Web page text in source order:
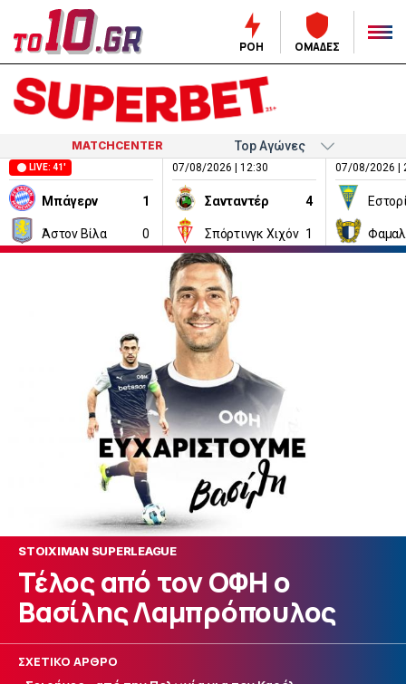
ΡΟΗ ΟΜΑΔΕΣ
MATCHCENTER
07/08/2026 | 12:30
Σανταντέρ 4
Σπόρτινγκ Χιχόν 1
LIVE: 41'
Μπάγερν 1
Άστον Βίλα 0
07/08/2026 |
STOIXIMAN SUPERLEAGUE
Τέλος από τον ΟΦΗ ο
Βασίλης Λαμπρόπουλος
ΣΧΕΤΙΚΟ ΑΡΘΡΟ